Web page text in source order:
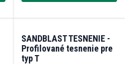
SANDBLAST TESNENIE -
Profilované tesnenie pre
typ T